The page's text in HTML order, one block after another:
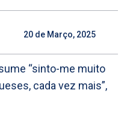
20 de Março, 2025
“sinto-me muito
cada vez mais”,